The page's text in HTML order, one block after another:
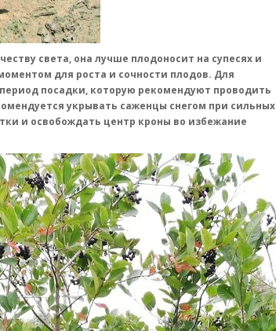
света, она лучше плодоносит на супесях и
для роста и сочности плодов. Для
посадки, которую рекомендуют проводить
укрывать саженцы снегом при сильных
и освобождать центр кроны во избежание